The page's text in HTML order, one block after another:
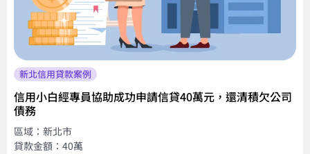
新北信用貸款案例
信用小白經專員協助成功申請信貸40萬元，還清積欠公司
債務
區域：新北市
貸款金額：40萬